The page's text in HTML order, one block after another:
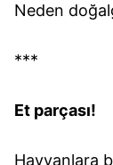
Neden
***
Et parçası!
Hayvanlara